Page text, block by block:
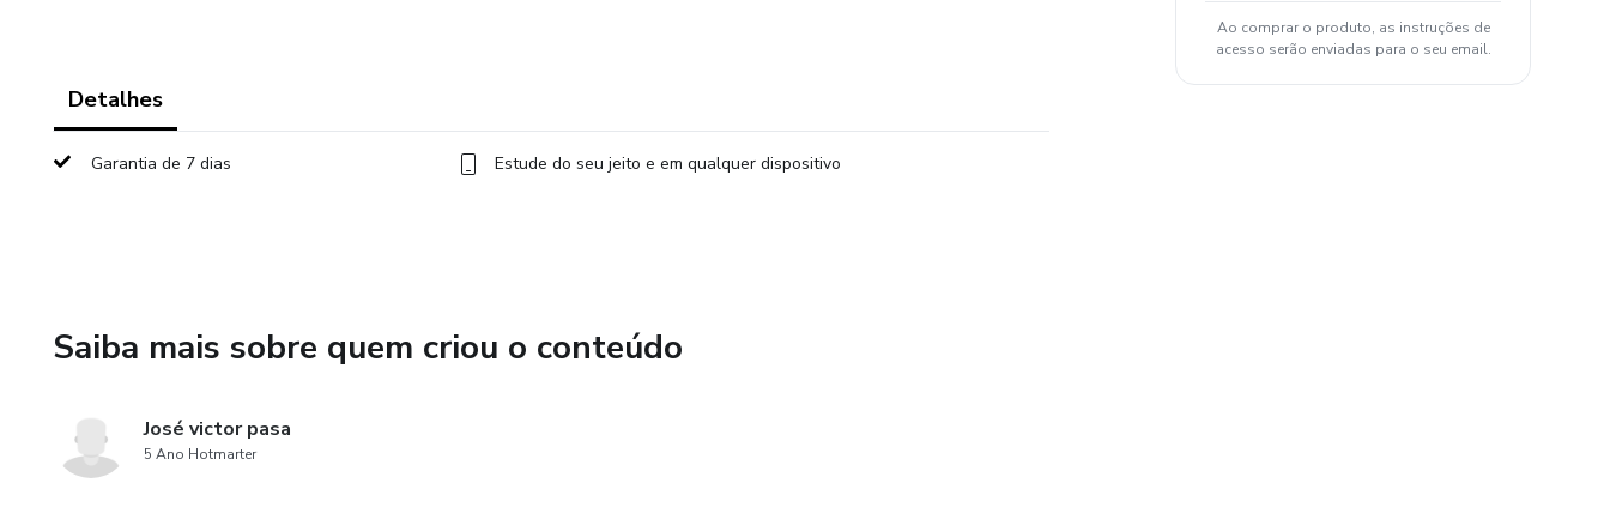
8 - Gatilhos mentais, o que são e como usar.
Detalhes
Garantia de 7 dias Estude do seu jeito e em qualquer dispositivo
Saiba mais sobre quem criou o conteúdo
José victor pasa
5 Ano Hotmarter
Ao comprar o produto, as instruções de
acesso serão enviadas para o seu email.